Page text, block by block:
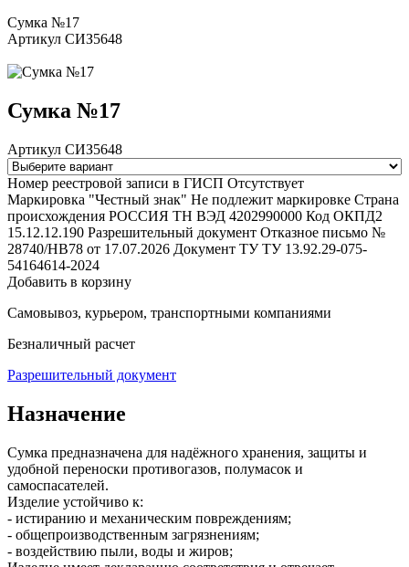
Сумка №17
Артикул СИЗ5648
Сумка №17
Артикул СИЗ5648
Номер реестровой записи в ГИСП Отсутствует
Маркировка "Честный знак" Не подлежит маркировке Страна
происхождения РОССИЯ ТН ВЭД 4202990000 Код ОКПД2
15.12.12.190 Разрешительный документ Отказное письмо №
28740/НВ78 от 17.07.2026 Документ ТУ ТУ 13.92.29-075-
54164614-2024
Добавить в корзину
Самовывоз, курьером, транспортными компаниями
Безналичный расчет
Разрешительный документ
Назначение
Сумка предназначена для надёжного хранения, защиты и
удобной переноски противогазов, полумасок и
самоспасателей.
Изделие устойчиво к:
- истиранию и механическим повреждениям;
- общепроизводственным загрязнениям;
- воздействию пыли, воды и жиров;